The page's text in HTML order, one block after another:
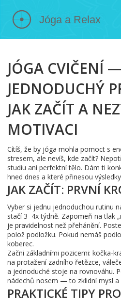
JÓGA CVIČENÍ —
JEDNODUCHÝ
JAK ZAČÍT A
MOTIVACI
Cítíš, že by jóga mohla pomoct s
stresem, ale nevíš, kde začít?
studiu ani perfektní tělo. Dám ti
hned dnes a které přinesou
JAK ZAČÍT: PRVNÍ
Vyber si jednu jednoduchou rutinu
stačí 3–4x týdně. Zapomeň na tlak
je pravidelnost než přehánění.
polož podložku. Pokud nemáš
koberec.
Začni základními pozicemi: kočka-
na protažení zadního řetězce,
a jednoduché stoje na rovnováhu.
nádechů nosem — to zklidní mysl a
PRAKTICKÉ TIPY